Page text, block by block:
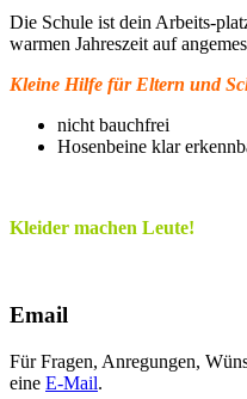
Die Schule ist dein Arbeits-
warmen Jahreszeit auf
Kleine Hilfe für Eltern und
nicht bauchfrei
Hosenbeine klar
Kleider machen Leute!
Email
Für Fragen, Anregungen,
eine E-Mail.